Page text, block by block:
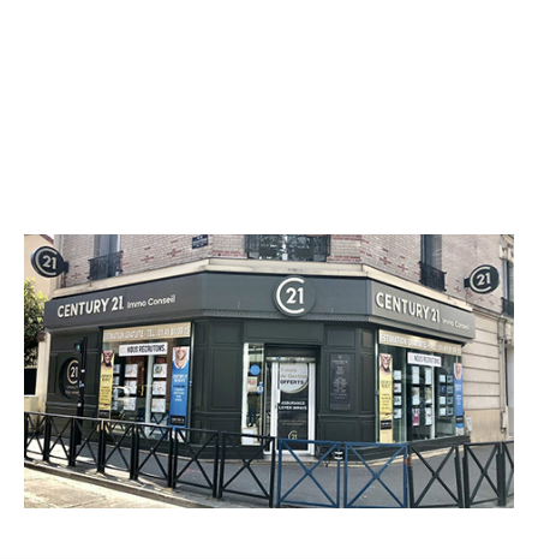
CENTURY 21 Immo Conseil
4 rue Achille Domart
AUBERVILLIERS - 93300
Envoyer un message
Téléphoner à l'agence